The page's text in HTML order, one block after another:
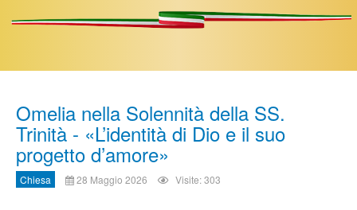
Omelia nella Solennità della SS.
Trinità - «L’identità di Dio e il suo
progetto d’amore»
Chiesa 28 Maggio 2026 Visite: 303